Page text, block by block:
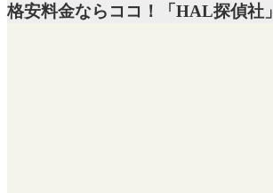
格安料金ならココ！「HAL探偵社」